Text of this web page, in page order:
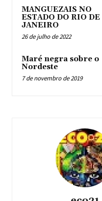
MANGUEZAIS NO
ESTADO DO RIO DE
JANEIRO
26 de julho de 2022
Maré negra sobre o
Nordeste
7 de novembro de 2019